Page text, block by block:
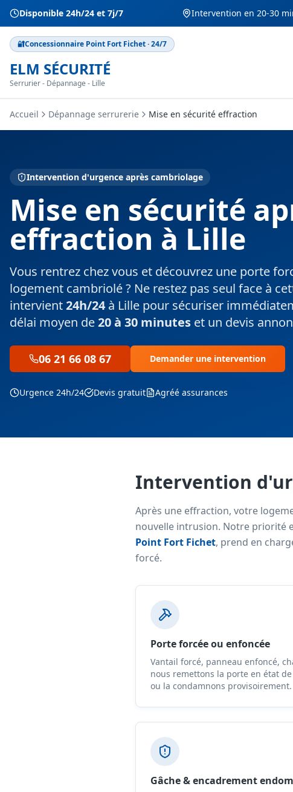
Disponible 24h/24 et 7j/7 Intervention en 20-30
🔐Concessionnaire Point Fort Fichet · 24/7
ELM SÉCURITÉ
Serrurier - Dépannage - Lille
Accueil Dépannage serrurerie Mise en sécurité effraction
Intervention d'urgence après cambriolage
Mise en sécurité
effraction à Lille
Vous rentrez chez vous et découvrez une porte
logement cambriolé ? Ne restez pas seul face à
intervient24h/24 à Lille pour sécuriser
délai moyen de20 à 30 minutes et un devis
06 21 66 08 67 Demander une intervention
Urgence 24h/24 Devis gratuit Agréé assurances
Intervention
Après une effraction, votre
nouvelle intrusion. Notre priorité
Point Fort Fichet, prend en
forcé.
Porte forcée ou enfoncée
Vantail forcé, panneau enfoncé,
nous remettons la porte en état
ou la condamnons provisoirement.
Gâche & encadrement